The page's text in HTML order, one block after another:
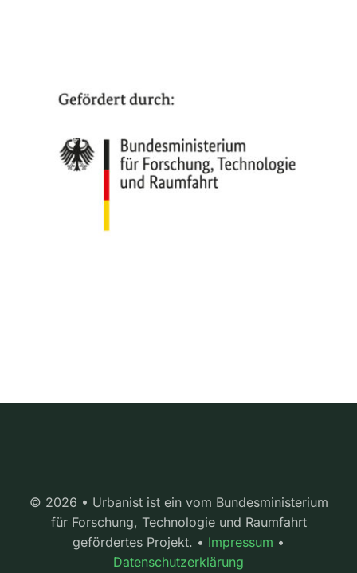
© 2026 • Urbanist ist ein vom Bundesministerium
für Forschung, Technologie und Raumfahrt
gefördertes Projekt. • Impressum •
Datenschutzerklärung